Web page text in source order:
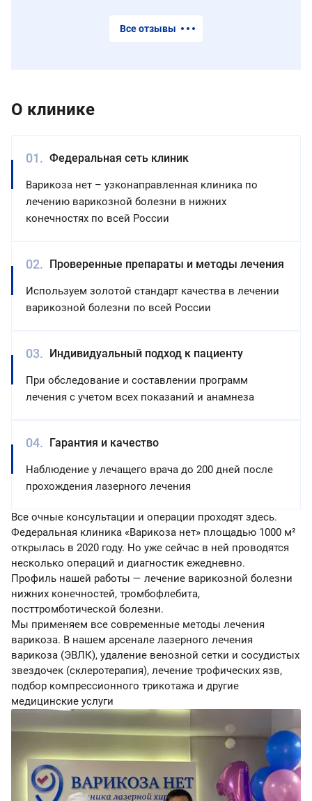
Все отзывы
О клинике
Федеральная сеть клиник
Варикоза нет – узконаправленная клиника по
лечению варикозной болезни в нижних
конечностях по всей России
Проверенные препараты и методы лечения
Используем золотой стандарт качества в лечении
варикозной болезни по всей России
Индивидуальный подход к пациенту
При обследование и составлении программ
лечения с учетом всех показаний и анамнеза
Гарантия и качество
Наблюдение у лечащего врача до 200 дней после
прохождения лазерного лечения
Все очные консультации и операции проходят здесь.
Федеральная клиника «Варикоза нет» площадью 1000 м²
открылась в 2020 году. Но уже сейчас в ней проводятся
несколько операций и диагностик ежедневно.
Профиль нашей работы — лечение варикозной болезни
нижних конечностей, тромбофлебита,
посттромботической болезни.
Мы применяем все современные методы лечения
варикоза. В нашем арсенале лазерного лечения
варикоза (ЭВЛК), удаление венозной сетки и сосудистых
звездочек (склеротерапия), лечение трофических язв,
подбор компрессионного трикотажа и другие
медицинские услуги